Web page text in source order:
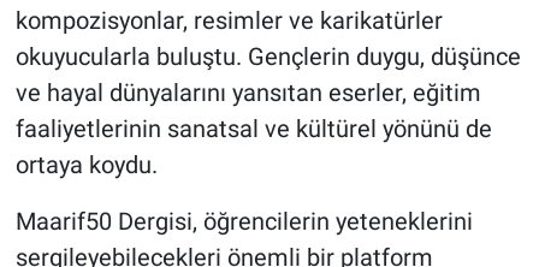
kompozisyonlar, resimler ve karikatürler
okuyucularla buluştu. Gençlerin duygu, düşünce
ve hayal dünyalarını yansıtan eserler, eğitim
faaliyetlerinin sanatsal ve kültürel yönünü de
ortaya koydu.
Maarif50 Dergisi, öğrencilerin yeteneklerini
sergileyebilecekleri önemli bir platform